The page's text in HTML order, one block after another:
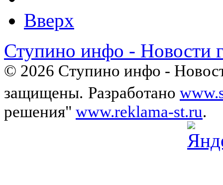
Вверх
Ступино инфо - Новости
© 2026 Ступино инфо -
защищены. Разработано
решения" www.reklama-st.ru.